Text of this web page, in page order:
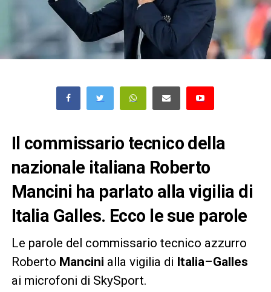
Il commissario tecnico della
nazionale italiana Roberto
Mancini ha parlato alla vigilia di
Italia Galles. Ecco le sue parole
Le parole del commissario tecnico azzurro
Roberto Mancini alla vigilia di Italia–Galles
ai microfoni di SkySport.